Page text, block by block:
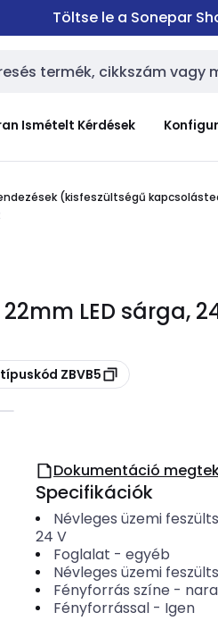
Töltse le a Sonepar
bemenet
Ismételt Kérdések
(kisfeszültségű
LED sárga,
ZBVB5
Dokumentáció
Specifikációk
Névleges üzemi
24 V
Foglalat - egyéb
Névleges üzemi
Fényforrás színe -
Fényforrással- Igen